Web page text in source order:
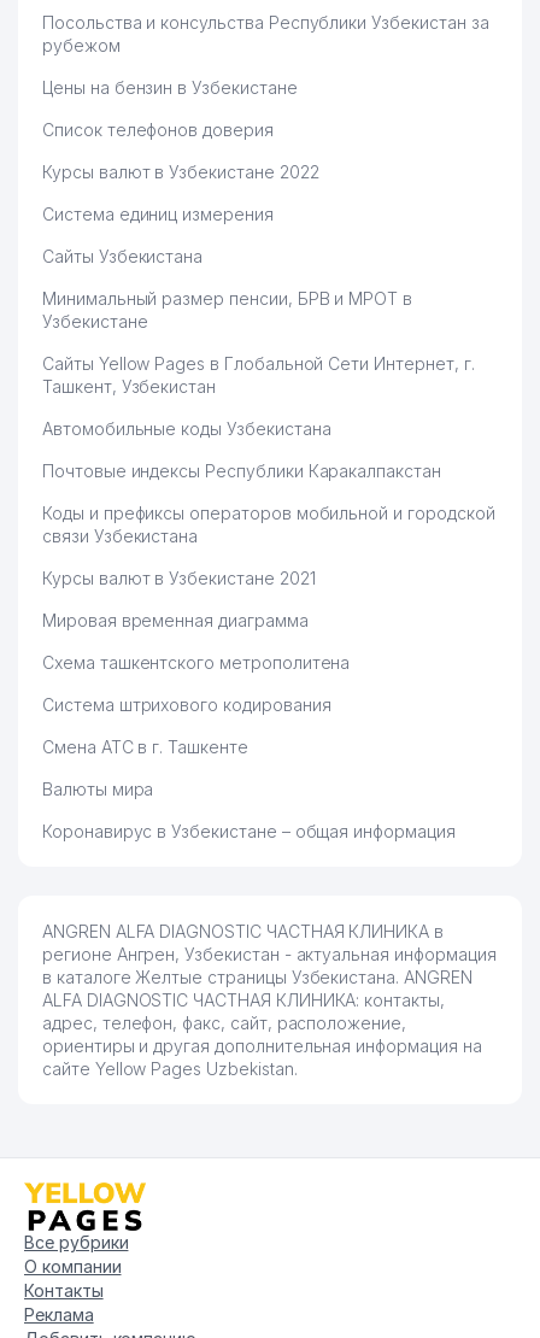
Посольства и консульства Республики Узбекистан за
рубежом
Цены на бензин в Узбекистане
Список телефонов доверия
Курсы валют в Узбекистане 2022
Система единиц измерения
Сайты Узбекистана
Минимальный размер пенсии, БРВ и МРОТ в
Узбекистане
Сайты Yellow Pages в Глобальной Сети Интернет, г.
Ташкент, Узбекистан
Автомобильные коды Узбекистана
Почтовые индексы Республики Каракалпакстан
Коды и префиксы операторов мобильной и городской
связи Узбекистана
Курсы валют в Узбекистане 2021
Мировая временная диаграмма
Схема ташкентского метрополитена
Система штрихового кодирования
Смена АТС в г. Ташкенте
Валюты мира
Коронавирус в Узбекистане – общая информация
ANGREN ALFA DIAGNOSTIC ЧАСТНАЯ КЛИНИКА в
регионе Ангрен, Узбекистан - актуальная информация
в каталоге Желтые страницы Узбекистана. ANGREN
ALFA DIAGNOSTIC ЧАСТНАЯ КЛИНИКА: контакты,
адрес, телефон, факс, сайт, расположение,
ориентиры и другая дополнительная информация на
сайте Yellow Pages Uzbekistan.
Все рубрики
О компании
Контакты
Реклама